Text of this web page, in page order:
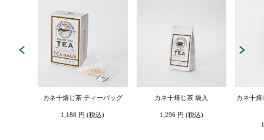
カネ十焙じ茶 ティーバッグ
1,188 円 (税込)
カネ十焙じ茶 袋入
1,296 円 (税込)
カネ十